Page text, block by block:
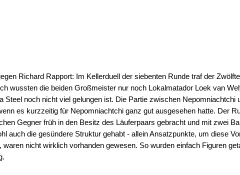
Richard Rapport: Im Kellerduell der siebenten Runde traf der
wussten die beiden Großmeister nur noch Lokalmatador Loek van
Steel noch nicht viel gelungen ist. Die Partie zwischen Nepomniachtchi
es kurzzeitig für Nepomniachtchi ganz gut ausgesehen hatte. Der
Gegner früh in den Besitz des Läuferpaars gebracht und mit zwei
auch die gesündere Struktur gehabt - allein Ansatzpunkte, um diese
waren nicht wirklich vorhanden gewesen. So wurden einfach Figuren